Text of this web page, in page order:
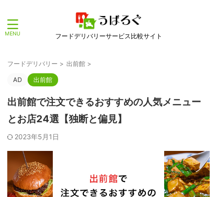
フードデリバリーサービス比較サイト
フードデリバリー > 出前館 >
AD 出前館
出前館で注文できるおすすめの人気メニュー
とお店24選【独断と偏見】
2023年5月1日